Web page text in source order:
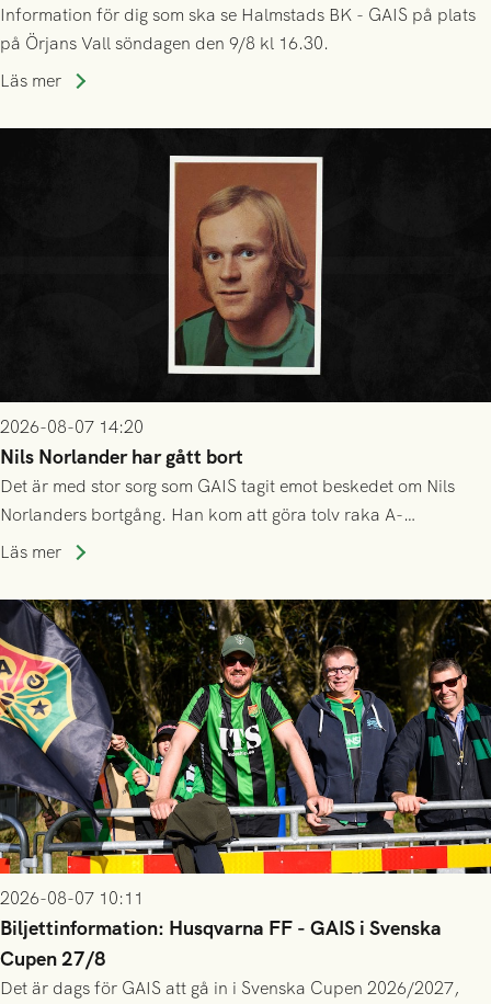
Information för dig som ska se Halmstads BK - GAIS på plats
på Örjans Vall söndagen den 9/8 kl 16.30.
Läs mer
2026-08-07 14:20
Nils Norlander har gått bort
Det är med stor sorg som GAIS tagit emot beskedet om Nils
Norlanders bortgång. Han kom att göra tolv raka A-
lagssäsonger i Grönsvart och är en av få spelare som i GAIS
Läs mer
2026-08-07 10:11
Biljettinformation: Husqvarna FF - GAIS i Svenska
Cupen 27/8
Det är dags för GAIS att gå in i Svenska Cupen 2026/2027,